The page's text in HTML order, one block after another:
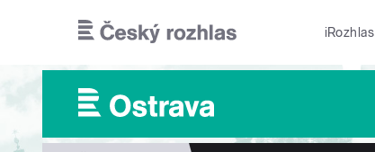
iRozhlas